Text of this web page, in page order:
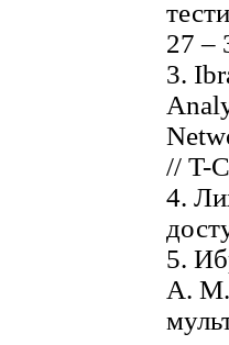
27 –
3.
// T-
4.
5.
А. М.